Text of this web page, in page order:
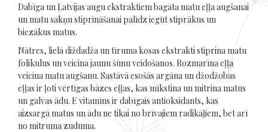
Dabīga un Latvijas augu ekstraktiem bagāta matu eļļa augšanai
un matu sakņu stiprināšanai palīdz iegūt stiprākus un
biezākus matus.
Nātres, lielā diždadža un tīruma kosas ekstrakti stiprina matu
folikulus un veicina jaunu šūnu veidošanos. Rozmarīna eļļa
veicina matu augšanu. Sastāvā esošās argāna un džodžobas
eļļas ir ļoti vērtīgas bāzes eļļas, kas mīkstina un mitrina matus
un galvas ādu. E vitamīns ir dabīgais antioksidants, kas
aizsargā matus un ādu ne tikai no brīvajiem radikāļiem, bet arī
no mitruma zuduma.